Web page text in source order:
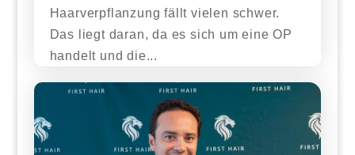
Haarverpflanzung fällt vielen schwer.
Das liegt daran, da es sich um eine OP
handelt und die...